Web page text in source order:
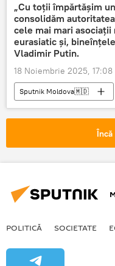
„Cu toții împărtășim
consolidăm
cele mai mari
eurasiatic și,
Vladimir Putin.
18 Noiembrie 2025, 17:08
Sputnik Moldova🇲🇩
POLITICĂ SOCIETATE